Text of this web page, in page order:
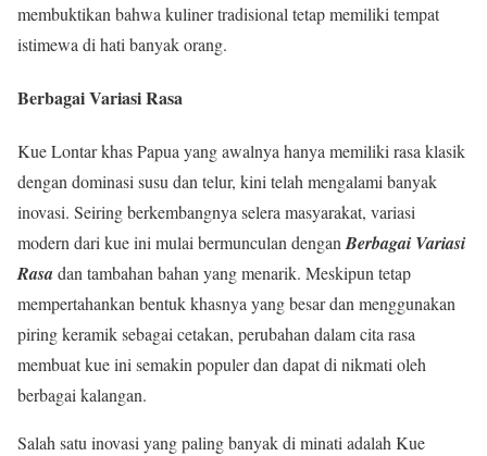
membuktikan bahwa kuliner tradisional tetap memiliki tempat
istimewa di hati banyak orang.
Berbagai Variasi Rasa
Kue Lontar khas Papua yang awalnya hanya memiliki rasa klasik
dengan dominasi susu dan telur, kini telah mengalami banyak
inovasi. Seiring berkembangnya selera masyarakat, variasi
modern dari kue ini mulai bermunculan dengan Berbagai Variasi
Rasadan tambahan bahan yang menarik. Meskipun tetap
mempertahankan bentuk khasnya yang besar dan menggunakan
piring keramik sebagai cetakan, perubahan dalam cita rasa
membuat kue ini semakin populer dan dapat di nikmati oleh
berbagai kalangan.
Salah satu inovasi yang paling banyak di minati adalah Kue